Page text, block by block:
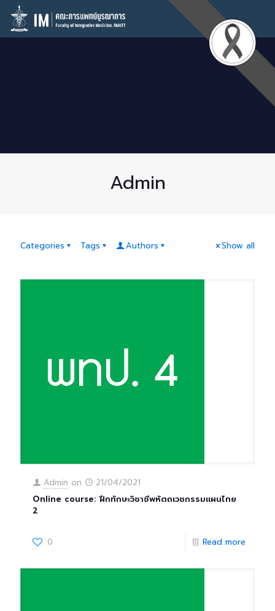
Admin
Categories Tags Authors Show all
Admin on
21/04/2021
Online course: ฝึกทักษะวิชาชีพหัตถเวชกรรมแผนไทย
2
0 Read more